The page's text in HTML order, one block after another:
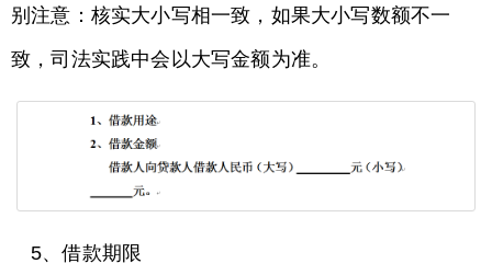
别注意：核实大小写相一致，如果大小写数额不一
致，司法实践中会以大写金额为准。
5、借款期限